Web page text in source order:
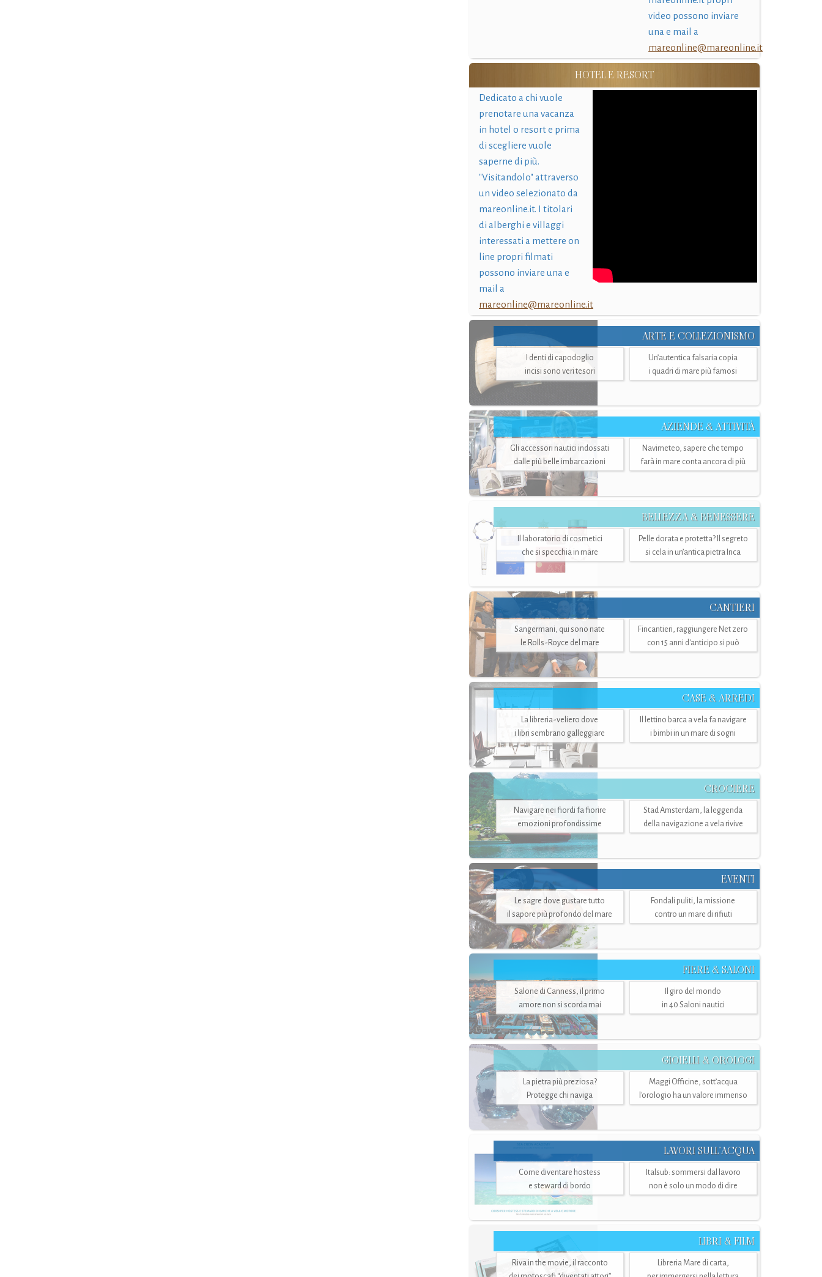
video possono inviare
una e mail a
mareonline@mareonline.it
HOTEL E RESORT
Dedicato a chi vuole
prenotare una vacanza
in hotel o resort e prima
di scegliere vuole
saperne di più.
"Visitandolo" attraverso
un video selezionato da
mareonline.it. I titolari
di alberghi e villaggi
interessati a mettere on
line propri filmati
possono inviare una e
mail a
mareonline@mareonline.it
ARTE E COLLEZIONISMO
I denti di capodoglio
incisi sono veri tesori
Un’autentica falsaria copia
i quadri di mare più famosi
AZIENDE & ATTIVITÀ
Gli accessori nautici indossati
dalle più belle imbarcazioni
Navimeteo, sapere che tempo
farà in mare conta ancora di più
BELLEZZA & BENESSERE
Il laboratorio di cosmetici
che si specchia in mare
Pelle dorata e protetta? Il segreto
si cela in un’antica pietra Inca
CANTIERI
Sangermani, qui sono nate
le Rolls-Royce del mare
Fincantieri, raggiungere Net zero
con 15 anni d'anticipo si può
CASE & ARREDI
La libreria-veliero dove
i libri sembrano galleggiare
Il lettino barca a vela fa navigare
i bimbi in un mare di sogni
CROCIERE
Navigare nei fiordi fa fiorire
emozioni profondissime
Stad Amsterdam, la leggenda
della navigazione a vela rivive
EVENTI
Le sagre dove gustare tutto
il sapore più profondo del mare
Fondali puliti, la missione
contro un mare di rifiuti
FIERE & SALONI
Salone di Canness, il primo
amore non si scorda mai
Il giro del mondo
in 40 Saloni nautici
GIOIELLI & OROLOGI
La pietra più preziosa?
Protegge chi naviga
Maggi Officine, sott’acqua
l'orologio ha un valore immenso
LAVORI SULL’ACQUA
Come diventare hostess
e steward di bordo
Italsub: sommersi dal lavoro
non è solo un modo di dire
LIBRI & FILM
Riva in the movie, il racconto
Libreria Mare di carta,